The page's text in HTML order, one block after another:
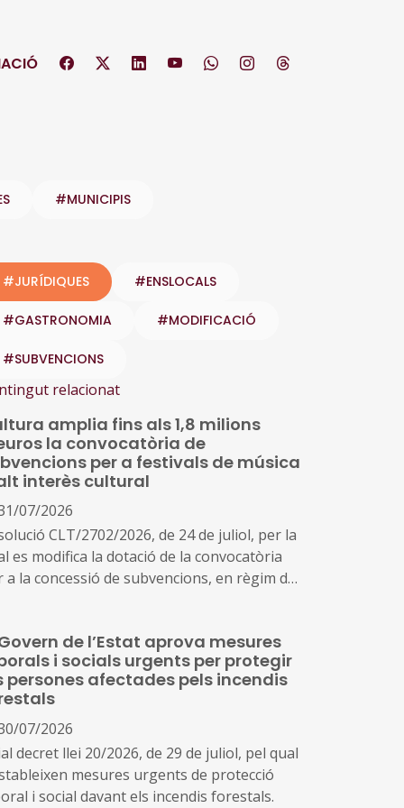
#MUNICIPIS
#JURÍDIQUES #ENSLOCALS
#GASTRONOMIA #MODIFICACIÓ
#SUBVENCIONS
relacionat
amplia fins als 1,8 milions
la convocatòria de
per a festivals de música
interès cultural
07/2026
CLT/2702/2026, de 24 de juliol, per la
es modifica la dotació de la convocatòria
a la concessió de subvencions, en règim de
de l’Estat aprova mesures
i socials urgents per protegir
persones afectades pels incendis
07/2026
decret llei 20/2026, de 29 de juliol, pel qual
mesures urgents de protecció
i social davant els incendis forestals.